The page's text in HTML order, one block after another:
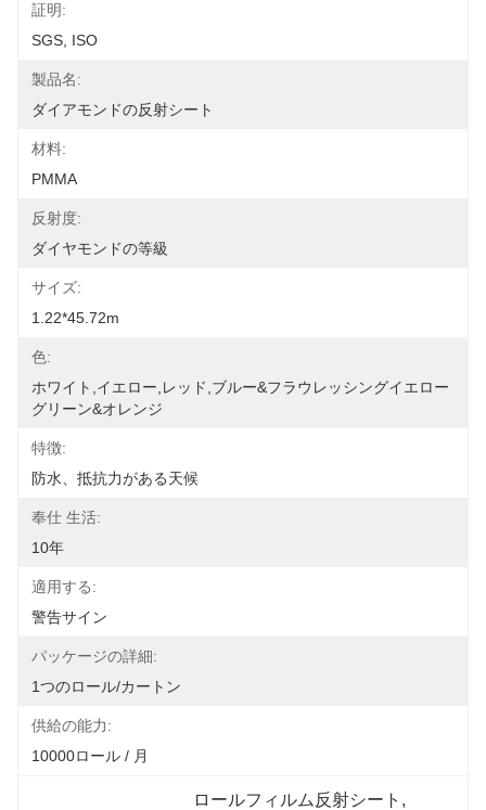
証明:
SGS, ISO
製品名:
ダイアモンドの反射シート
材料:
PMMA
反射度:
ダイヤモンドの等級
サイズ:
1.22*45.72m
色:
ホワイト,イエロー,レッド,ブルー&フラウレッシングイエロー
グリーン&オレンジ
特徴:
防水、抵抗力がある天候
奉仕 生活:
10年
適用する:
警告サイン
パッケージの詳細:
1つのロール/カートン
供給の能力:
10000ロール / 月
ロールフィルム反射シート ,